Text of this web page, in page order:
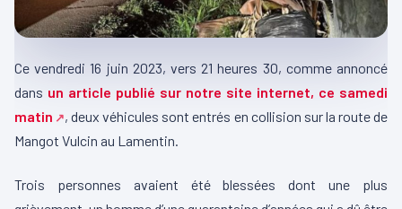
Ce vendredi 16 juin 2023, vers 21 heures 30, comme annoncé
dans un article publié sur notre site internet, ce samedi
matin
, deux véhicules sont entrés en collision sur la route de
Mangot Vulcin au Lamentin.
Trois personnes avaient été blessées dont une plus